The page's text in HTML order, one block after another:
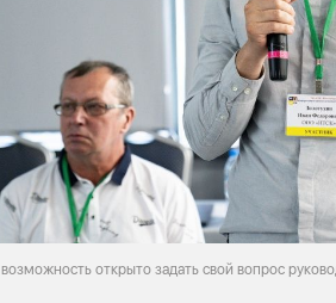
открыто задать свой вопрос